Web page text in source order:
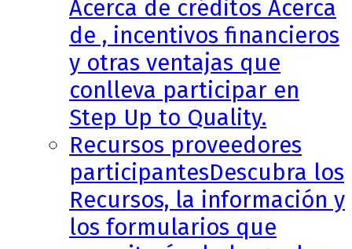
Acerca de créditos Acerca
de , incentivos financieros
y otras ventajas que
conlleva participar en
Step Up to Quality.
Recursos proveedores
participantesDescubra los
Recursos, la información y
los formularios que